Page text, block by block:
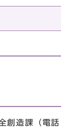
創造課（